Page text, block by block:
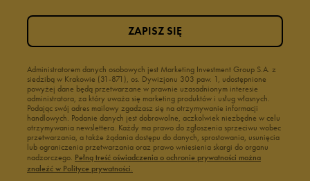
Administratorem danych osobowych jest Marketing Investment Group S.A. z
siedzibą w Krakowie (31-871), os. Dywizjonu 303 paw. 1, udostępnione
powyżej dane będą przetwarzane w prawnie uzasadnionym interesie
administratora, za który uważa się marketing produktów i usług własnych.
Podając swój adres mailowy zgadzasz się na otrzymywanie informacji
handlowych. Podanie danych jest dobrowolne, aczkolwiek niezbędne w celu
otrzymywania newslettera. Każdy ma prawo do zgłoszenia sprzeciwu wobec
przetwarzania, a także żądania dostępu do danych, sprostowania, usunięcia
lub ograniczenia przetwarzania oraz prawo wniesienia skargi do organu
nadzorczego. Pełną treść oświadczenia o ochronie prywatności można
znaleźć w Polityce prywatności.
ZAPISZ SIĘ